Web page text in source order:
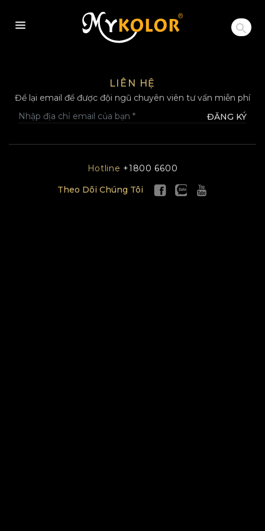
MYKOLOR
LIÊN HỆ
Để lại email để được đội ngũ chuyên viên tư vấn miễn phí
ĐĂNG KÝ
Hotline +1800 6600
Theo Dõi Chúng Tôi